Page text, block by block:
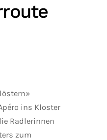
ins Kloster
Radlerinnen
zum